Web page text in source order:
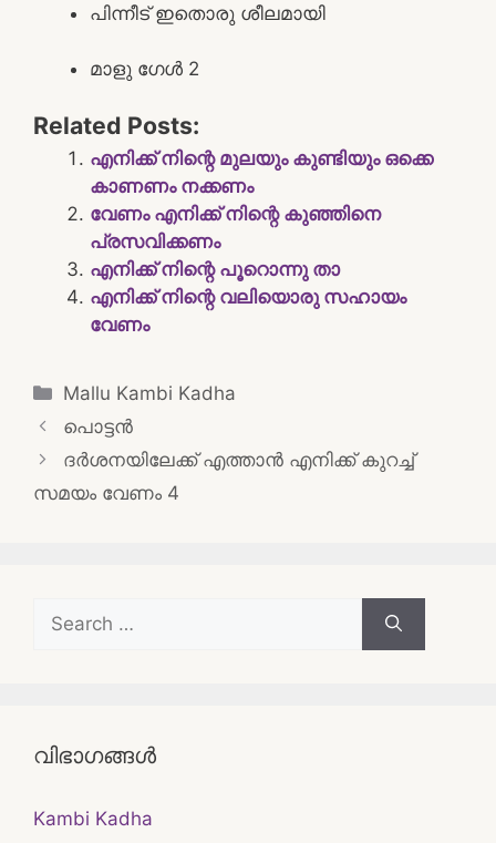
പിന്നീട് ഇതൊരു ശീലമായി
മാളു ഗേൾ 2
Related Posts:
എനിക്ക് നിന്റെ മുലയും കുണ്ടിയും ഒക്കെ
കാണണം നക്കണം
വേണം എനിക്ക് നിന്റെ കുഞ്ഞിനെ
പ്രസവിക്കണം
എനിക്ക് നിന്റെ പൂറൊന്നു താ
എനിക്ക് നിന്റെ വലിയൊരു സഹായം
വേണം
Categories
Mallu Kambi Kadha
Post
navigation
പൊട്ടൻ
ദർശനയിലേക്ക് എത്താൻ എനിക്ക് കുറച്ച്
സമയം വേണം 4
for:
വിഭാഗങ്ങൾ
Kambi Kadha